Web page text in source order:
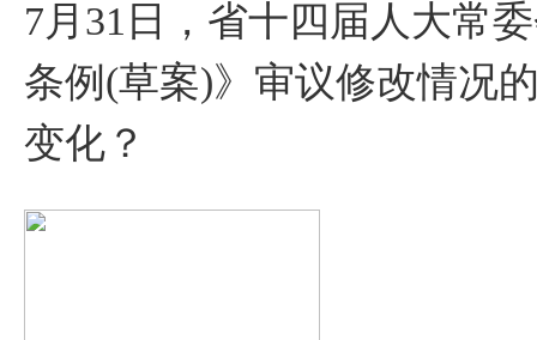
7月31日，省十四届人大常
条例(草案)》审议修改情况
变化？